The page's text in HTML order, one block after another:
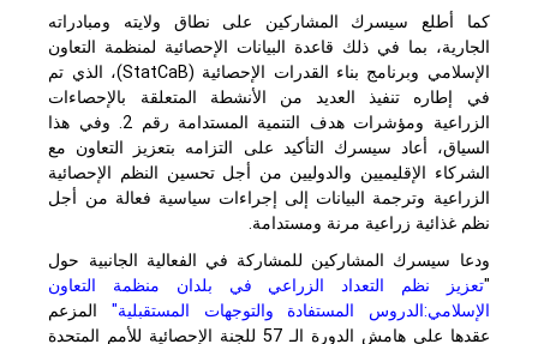
كما أطلع سيسرك المشاركين على نطاق ولايته ومبادراته
الجارية، بما في ذلك قاعدة البيانات الإحصائية لمنظمة التعاون
الإسلامي وبرنامج بناء القدرات الإحصائية (StatCaB)، الذي تم
في إطاره تنفيذ العديد من الأنشطة المتعلقة بالإحصاءات
الزراعية ومؤشرات هدف التنمية المستدامة رقم 2. وفي هذا
السياق، أعاد سيسرك التأكيد على التزامه بتعزيز التعاون مع
الشركاء الإقليميين والدوليين من أجل تحسين النظم الإحصائية
الزراعية وترجمة البيانات إلى إجراءات سياسية فعالة من أجل
نظم غذائية زراعية مرنة ومستدامة.
ودعا سيسرك المشاركين للمشاركة في الفعالية الجانبية حول
تعزيز نظم التعداد الزراعي في بلدان منظمة التعاون
الإسلامي:الدروس المستفادة والتوجهات المستقبلية"المزعم
عقدها على هامش الدورة الـ 57 للجنة الإحصائية للأمم المتحدة